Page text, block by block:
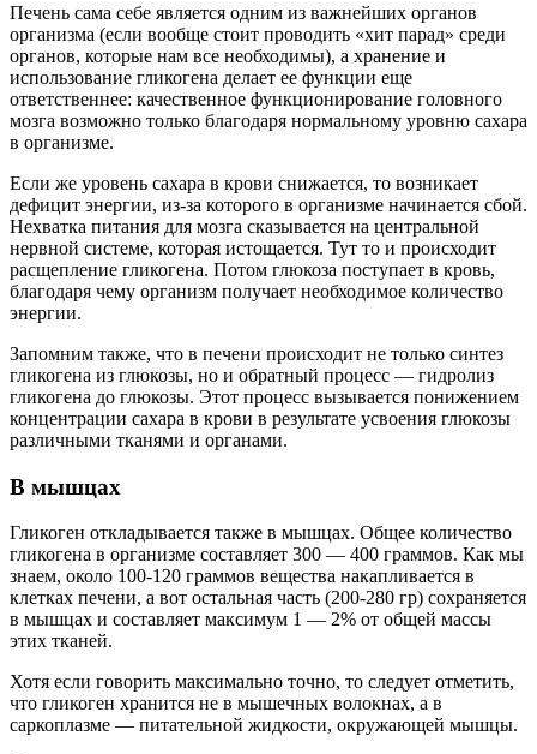
Печень сама себе является одним из важнейших органов
организма (если вообще стоит проводить «хит парад» среди
органов, которые нам все необходимы), а хранение и
использование гликогена делает ее функции еще
ответственнее: качественное функционирование головного
мозга возможно только благодаря нормальному уровню сахара
в организме.
Если же уровень сахара в крови снижается, то возникает
дефицит энергии, из-за которого в организме начинается сбой.
Нехватка питания для мозга сказывается на центральной
нервной системе, которая истощается. Тут то и происходит
расщепление гликогена. Потом глюкоза поступает в кровь,
благодаря чему организм получает необходимое количество
энергии.
Запомним также, что в печени происходит не только синтез
гликогена из глюкозы, но и обратный процесс — гидролиз
гликогена до глюкозы. Этот процесс вызывается понижением
концентрации сахара в крови в результате усвоения глюкозы
различными тканями и органами.
В мышцах
Гликоген откладывается также в мышцах. Общее количество
гликогена в организме составляет 300 — 400 граммов. Как мы
знаем, около 100-120 граммов вещества накапливается в
клетках печени, а вот остальная часть (200-280 гр) сохраняется
в мышцах и составляет максимум 1 — 2% от общей массы
этих тканей.
Хотя если говорить максимально точно, то следует отметить,
что гликоген хранится не в мышечных волокнах, а в
саркоплазме — питательной жидкости, окружающей мышцы.